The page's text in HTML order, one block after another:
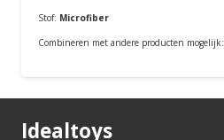
Stof: Microfiber
Combineren met andere producten mogelijk:
Idealtoys